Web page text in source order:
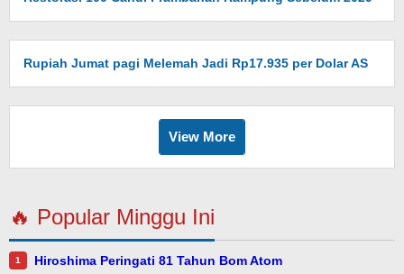
Rupiah Jumat pagi Melemah Jadi Rp17.935 per Dolar AS
View More
🔥 Popular Minggu Ini
1 Hiroshima Peringati 81 Tahun Bom Atom